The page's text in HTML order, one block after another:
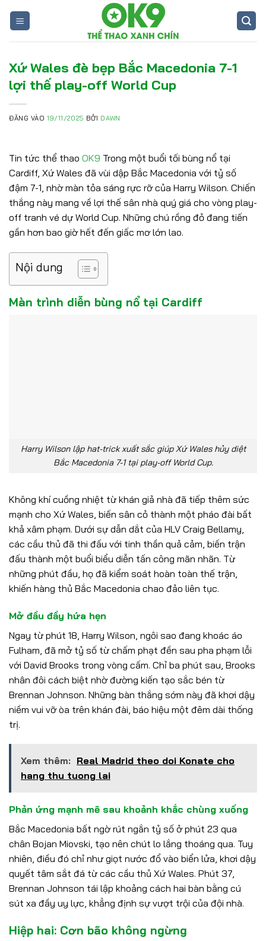
Xứ Wales đè bẹp Bắc Macedonia 7-1
lợi thế play-off World Cup
ĐĂNG VÀO19/11/2025 BỞI DAWN
Tin tức thể thao OK9 Trong một buổi tối bùng nổ tại
Cardiff, Xứ Wales đã vùi dập Bắc Macedonia với tỷ số
đậm 7-1, nhờ màn tỏa sáng rực rỡ của Harry Wilson. Chiến
thắng này mang về lợi thế sân nhà quý giá cho vòng play-
off tranh vé dự World Cup. Những chú rồng đỏ đang tiến
gần hơn bao giờ hết đến giấc mơ lớn lao.
Nội dung
Màn trình diễn bùng nổ tại Cardiff
Harry Wilson lập hat-trick xuất sắc giúp Xứ Wales hủy diệt
Bắc Macedonia 7-1 tại play-off World Cup.
Không khí cuồng nhiệt từ khán giả nhà đã tiếp thêm sức
mạnh cho Xứ Wales, biến sân cỏ thành một pháo đài bất
khả xâm phạm. Dưới sự dẫn dắt của HLV Craig Bellamy,
các cầu thủ đã thi đấu với tinh thần quả cảm, biến trận
đấu thành một buổi biểu diễn tấn công mãn nhãn. Từ
những phút đầu, họ đã kiểm soát hoàn toàn thế trận,
khiến hàng thủ Bắc Macedonia chao đảo liên tục.
Mở đầu đầy hứa hẹn
Ngay từ phút 18, Harry Wilson, ngôi sao đang khoác áo
Fulham, đã mở tỷ số từ chấm phạt đền sau pha phạm lỗi
với David Brooks trong vòng cấm. Chỉ ba phút sau, Brooks
nhân đôi cách biệt nhờ đường kiến tạo sắc bén từ
Brennan Johnson. Những bàn thắng sớm này đã khơi dậy
niềm vui vỡ òa trên khán đài, báo hiệu một đêm dài thống
trị.
Xem thêm: Real Madrid theo doi Konate cho
hang thu tuong lai
Phản ứng mạnh mẽ sau khoảnh khắc chùng xuống
Bắc Macedonia bất ngờ rút ngắn tỷ số ở phút 23 qua
chân Bojan Miovski, tạo nên chút lo lắng thoáng qua. Tuy
nhiên, điều đó chỉ như giọt nước đổ vào biển lửa, khơi dậy
quyết tâm sắt đá từ các cầu thủ Xứ Wales. Phút 37,
Brennan Johnson tái lập khoảng cách hai bàn bằng cú
sút xa đầy uy lực, khẳng định sự vượt trội của đội nhà.
Hiệp hai: Cơn bão không ngừng